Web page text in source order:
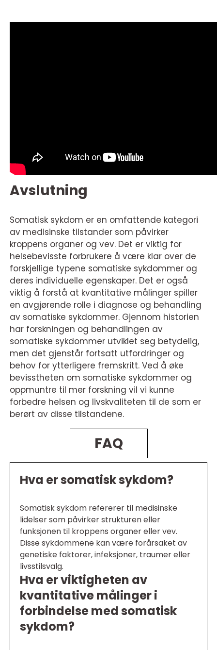
Avslutning
Somatisk sykdom er en omfattende kategori
av medisinske tilstander som påvirker
kroppens organer og vev. Det er viktig for
helsebevisste forbrukere å være klar over de
forskjellige typene somatiske sykdommer og
deres individuelle egenskaper. Det er også
viktig å forstå at kvantitative målinger spiller
en avgjørende rolle i diagnose og behandling
av somatiske sykdommer. Gjennom historien
har forskningen og behandlingen av
somatiske sykdommer utviklet seg betydelig,
men det gjenstår fortsatt utfordringer og
behov for ytterligere fremskritt. Ved å øke
bevisstheten om somatiske sykdommer og
oppmuntre til mer forskning vil vi kunne
forbedre helsen og livskvaliteten til de som er
berørt av disse tilstandene.
FAQ
Hva er somatisk sykdom?
Somatisk sykdom refererer til medisinske
lidelser som påvirker strukturen eller
funksjonen til kroppens organer eller vev.
Disse sykdommene kan være forårsaket av
genetiske faktorer, infeksjoner, traumer eller
livsstilsvalg.
Hva er viktigheten av
kvantitative målinger i
forbindelse med somatisk
sykdom?